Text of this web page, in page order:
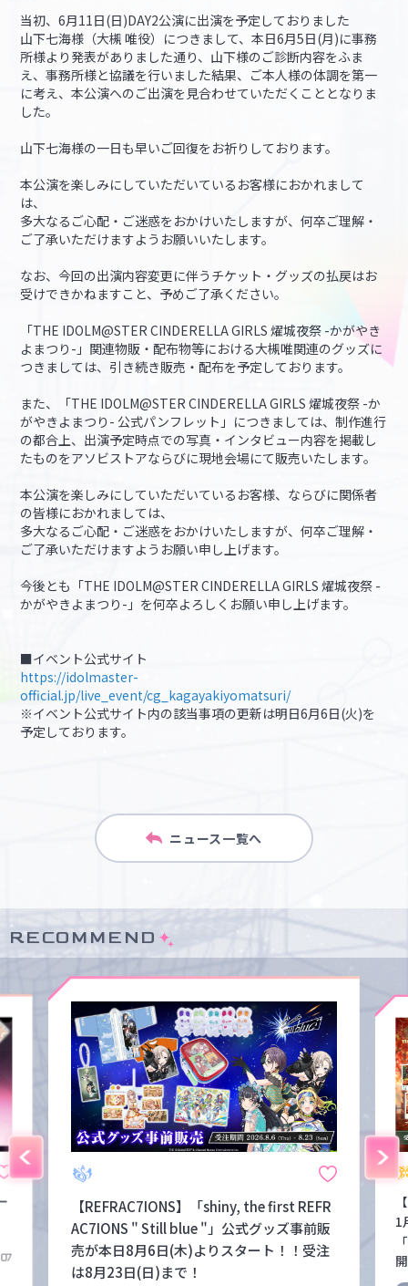
当初、6月11日(日)DAY2公演に出演を予定しておりました
山下七海様（大槻 唯役）につきまして、本日6月5日(月)に事務
所様より発表がありました通り、山下様のご診断内容をふま
え、事務所様と協議を行いました結果、ご本人様の体調を第一
に考え、本公演へのご出演を見合わせていただくこととなりま
した。
山下七海様の一日も早いご回復をお祈りしております。
本公演を楽しみにしていただいているお客様におかれまして
は、
多大なるご心配・ご迷惑をおかけいたしますが、何卒ご理解・
ご了承いただけますようお願いいたします。
なお、今回の出演内容変更に伴うチケット・グッズの払戻はお
受けできかねますこと、予めご了承ください。
「THE IDOLM@STER CINDERELLA GIRLS 燿城夜祭 -かがやき
よまつり-」関連物販・配布物等における大槻唯関連のグッズに
つきましては、引き続き販売・配布を予定しております。
また、「THE IDOLM@STER CINDERELLA GIRLS 燿城夜祭 -か
がやきよまつり- 公式パンフレット」につきましては、制作進行
の都合上、出演予定時点での写真・インタビュー内容を掲載し
たものをアソビストアならびに現地会場にて販売いたします。
本公演を楽しみにしていただいているお客様、ならびに関係者
の皆様におかれましては、
多大なるご心配・ご迷惑をおかけいたしますが、何卒ご理解・
ご了承いただけますようお願い申し上げます。
今後とも「THE IDOLM@STER CINDERELLA GIRLS 燿城夜祭 -
かがやきよまつり-」を何卒よろしくお願い申し上げます。
■イベント公式サイト
https://idolmaster-
official.jp/live_event/cg_kagayakiyomatsuri/
※イベント公式サイト内の該当事項の更新は明日6月6日(火)を
予定しております。
ニュース一覧へ
RECOMMEND
【REFRAC7IONS】「shiny, the first REFR
AC7IONS " Still blue "」公式グッズ事前販
売が本日8月6日(木)よりスタート！！受注
は8月23日(日)まで！
1